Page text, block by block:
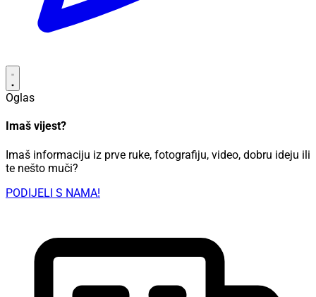
Oglas
Imaš vijest?
Imaš informaciju iz prve ruke, fotografiju, video, dobru ideju ili
te nešto muči?
PODIJELI S NAMA!